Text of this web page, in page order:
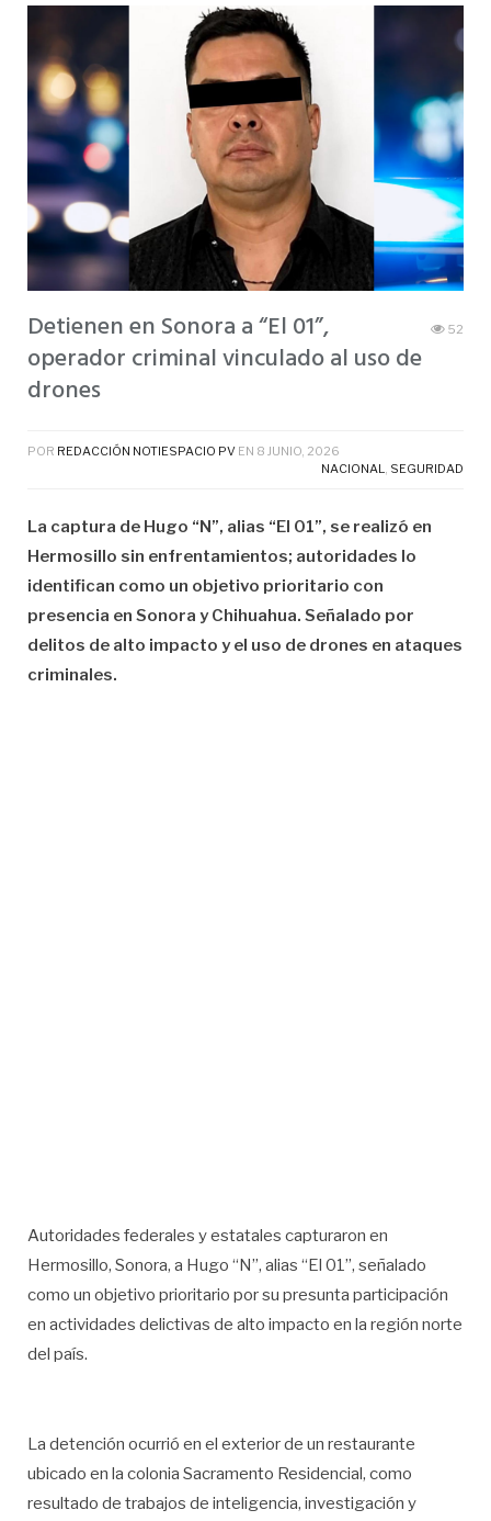
Detienen en Sonora a “El 01”,
operador criminal vinculado al uso de
drones
52
POR REDACCIÓN NOTIESPACIO PV EN 8 JUNIO, 2026
NACIONAL, SEGURIDAD
La captura de Hugo “N”, alias “El 01”, se realizó en
Hermosillo sin enfrentamientos; autoridades lo
identifican como un objetivo prioritario con
presencia en Sonora y Chihuahua. Señalado por
delitos de alto impacto y el uso de drones en ataques
criminales.
Autoridades federales y estatales capturaron en
Hermosillo, Sonora, a Hugo “N”, alias “El 01”, señalado
como un objetivo prioritario por su presunta participación
en actividades delictivas de alto impacto en la región norte
del país.
La detención ocurrió en el exterior de un restaurante
ubicado en la colonia Sacramento Residencial, como
resultado de trabajos de inteligencia, investigación y